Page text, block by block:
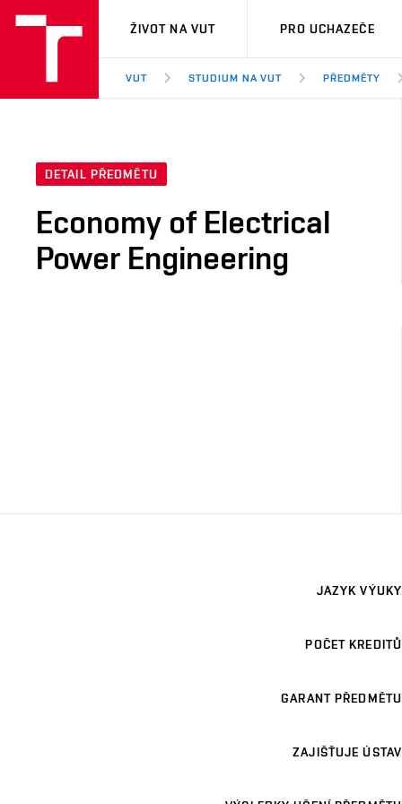
VUT
ŽIVOT NA VUT PRO UCHAZEČE
VUT STUDIUM NA VUT PŘEDMĚTY
DETAIL PŘEDMĚTU
Economy of Electrical
Power Engineering
JAZYK VÝUKY
POČET KREDITŮ
GARANT PŘEDMĚTU
ZAJIŠŤUJE ÚSTAV